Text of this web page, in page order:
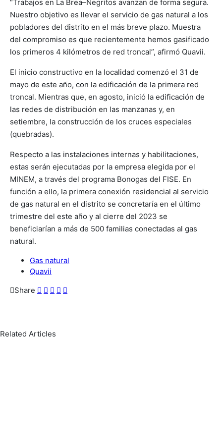
“Trabajos en La Brea–Negritos avanzan de forma segura.
Nuestro objetivo es llevar el servicio de gas natural a los
pobladores del distrito en el más breve plazo. Muestra
del compromiso es que recientemente hemos gasificado
los primeros 4 kilómetros de red troncal”, afirmó Quavii.
El inicio constructivo en la localidad comenzó el 31 de
mayo de este año, con la edificación de la primera red
troncal. Mientras que, en agosto, inició la edificación de
las redes de distribución en las manzanas y, en
setiembre, la construcción de los cruces especiales
(quebradas).
Respecto a las instalaciones internas y habilitaciones,
estas serán ejecutadas por la empresa elegida por el
MINEM, a través del programa Bonogas del FISE. En
función a ello, la primera conexión residencial al servicio
de gas natural en el distrito se concretaría en el último
trimestre del este año y al cierre del 2023 se
beneficiarían a más de 500 familias conectadas al gas
natural.
Gas natural
Quavii
Share
Related Articles